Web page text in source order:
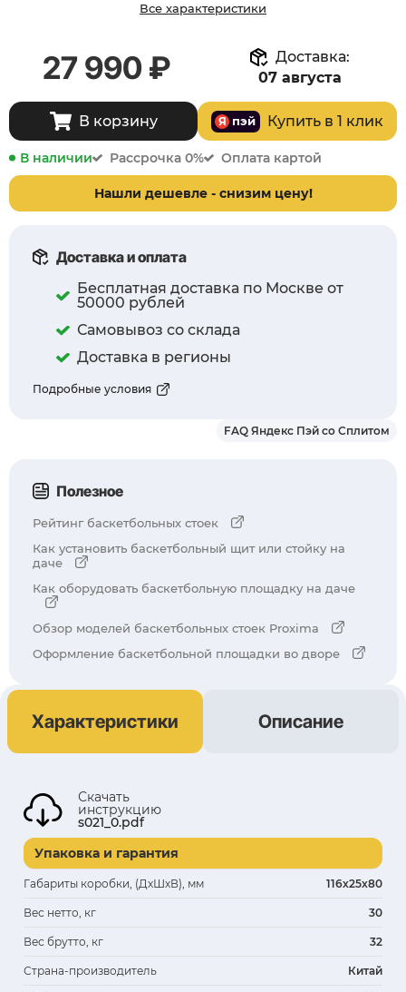
Все характеристики
27 990 ₽
Доставка:
07 августа
В корзину Я пэй Купить в 1 клик
В наличии Рассрочка 0% Оплата картой
Нашли дешевле - снизим цену!
Доставка и оплата
Бесплатная доставка по Москве от
50000 рублей
Самовывоз со склада
Доставка в регионы
Подробные условия
Полезное
Рейтинг баскетбольных стоек
Как установить баскетбольный щит или стойку на
даче
Как оборудовать баскетбольную площадку на даче
Обзор моделей баскетбольных стоек Proxima
Оформление баскетбольной площадки во дворе
FAQ Яндекс Пэй со Сплитом
Характеристики Описание
Скачать
инструкцию
s021_0.pdf
Упаковка и гарантия
Габариты коробки, (ДхШхВ), мм 116х25х80
Вес нетто, кг 30
Вес брутто, кг 32
Страна-производитель Китай